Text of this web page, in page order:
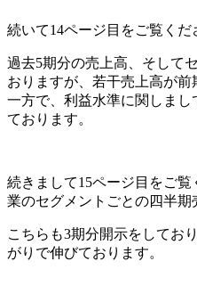
続いて14ページ目をご覧くだ
過去5期分の売上高、そして
おりますが、若干売上高が前
一方で、利益水準に関しま
ております。
続きまして15ページ目をご
業のセグメントごとの四半期
こちらも3期分開示をしてお
がりで伸びております。